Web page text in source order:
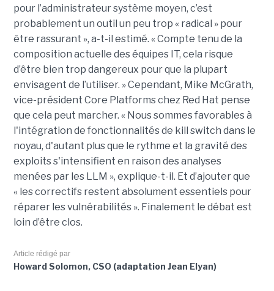
pour l’administrateur système moyen, c’est
probablement un outil un peu trop « radical » pour
être rassurant », a-t-il estimé. « Compte tenu de la
composition actuelle des équipes IT, cela risque
d’être bien trop dangereux pour que la plupart
envisagent de l’utiliser. » Cependant, Mike McGrath,
vice-président Core Platforms chez Red Hat pense
que cela peut marcher. « Nous sommes favorables à
l'intégration de fonctionnalités de kill switch dans le
noyau, d'autant plus que le rythme et la gravité des
exploits s'intensifient en raison des analyses
menées par les LLM », explique-t-il. Et d’ajouter que
« les correctifs restent absolument essentiels pour
réparer les vulnérabilités ». Finalement le débat est
loin d’être clos.
Article rédigé par
Howard Solomon, CSO (adaptation Jean Elyan)